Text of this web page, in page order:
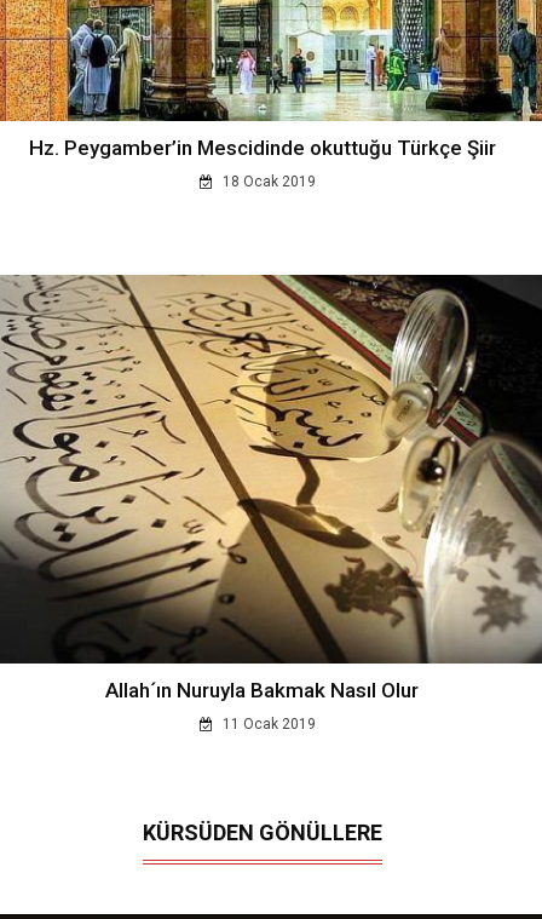
Hz. Peygamber’in Mescidinde okuttuğu Türkçe Şiir
18 Ocak 2019
Allah´ın Nuruyla Bakmak Nasıl Olur
11 Ocak 2019
KÜRSÜDEN GÖNÜLLERE